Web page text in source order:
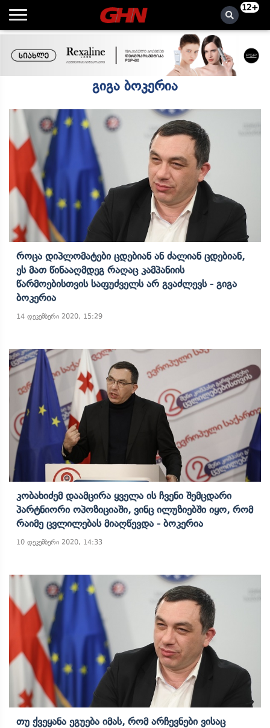
12+
გიგა ბოკერია
Როცა Დიპლომატები Ცდებიან Ან Ძალიან Ცდებიან,
Ეს Მათ Წინააღმდეგ Რაღაც Კამპანიის
Წარმოებისთვის Საფუძველს Არ Გვაძლევს - Გიგა
Ბოკერია
14 დეკემბერი 2020, 15:29
Კობახიძემ Დაამცირა Ყველა Ის Ჩვენი Შემცდარი
Პარტნიორი Ოპოზიციაში, Ვინც Ილუზიებში Იყო, Რომ
Რაიმე Ცვლილებას Მიაღწევდა - Ბოკერია
10 დეკემბერი 2020, 14:33
Თუ Ქვეყანა Ეგუება Იმას, Რომ Არჩევნები Ვისაც